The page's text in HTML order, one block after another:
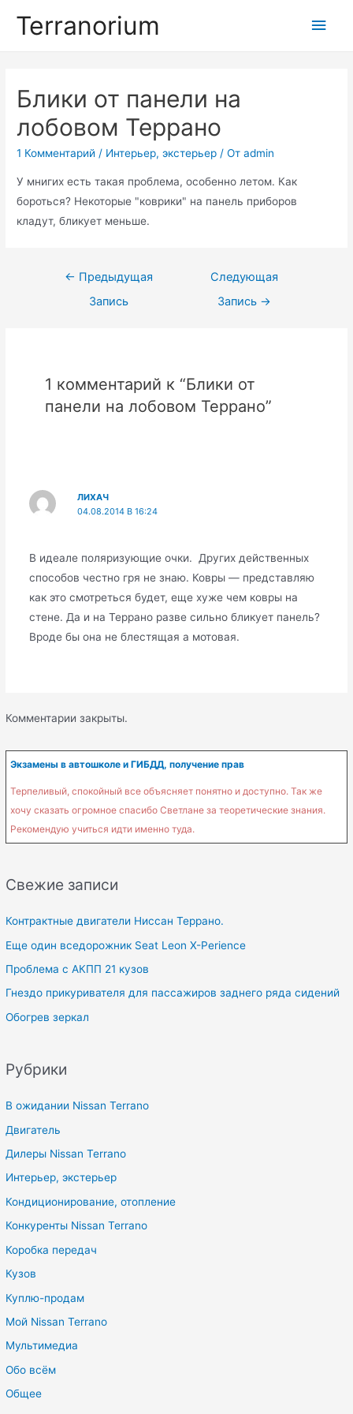
Terranorium
Экзамены в автошколе и ГИБДД, получение прав
Терпеливый, спокойный все объясняет понятно и доступно. Так же
хочу сказать огромное спасибо Светлане за теоретические знания.
Рекомендую учиться идти именно туда.
Свежие записи
Контрактные двигатели Ниссан Террано.
Еще один вседорожник Seat Leon X-Perience
Проблема с АКПП 21 кузов
Гнездо прикуривателя для пассажиров заднего ряда сидений
Обогрев зеркал
Рубрики
В ожидании Nissan Terrano
Двигатель
Дилеры Nissan Terrano
Интерьер, экстерьер
Кондиционирование, отопление
Конкуренты Nissan Terrano
Коробка передач
Кузов
Куплю-продам
Мой Nissan Terrano
Мультимедиа
Обо всём
Общее
Блики от панели на
лобовом Террано
1 Комментарий / Интерьер, экстерьер / От admin
У мнигих есть такая проблема, особенно летом. Как
бороться? Некоторые "коврики" на панель приборов
кладут, бликует меньше.
Навигация
← Предыдущая
Запись
Следующая
Запись →
1 комментарий к “Блики от
панели на лобовом Террано”
ЛИХАЧ
04.08.2014 В 16:24
В идеале поляризующие очки. Других действенных
способов честно гря не знаю. Ковры — представляю
как это смотреться будет, еще хуже чем ковры на
стене. Да и на Террано разве сильно бликует панель?
Вроде бы она не блестящая а мотовая.
Комментарии закрыты.